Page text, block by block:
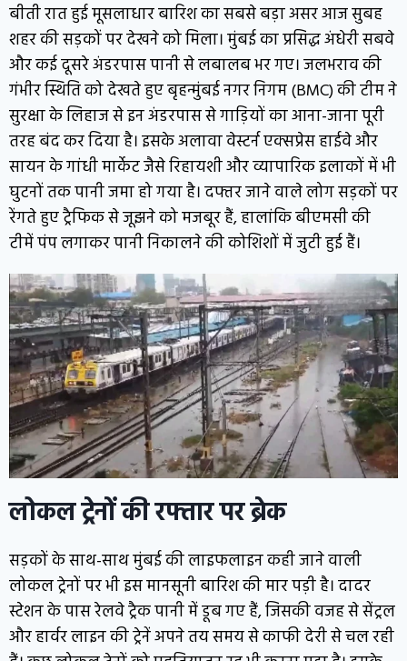
बीती रात हुई मूसलाधार बारिश का सबसे बड़ा असर आज सुबह
शहर की सड़कों पर देखने को मिला। मुंबई का प्रसिद्ध अंधेरी सबवे
और कई दूसरे अंडरपास पानी से लबालब भर गए। जलभराव की
गंभीर स्थिति को देखते हुए बृहन्मुंबई नगर निगम (BMC) की टीम ने
सुरक्षा के लिहाज से इन अंडरपास से गाड़ियों का आना-जाना पूरी
तरह बंद कर दिया है। इसके अलावा वेस्टर्न एक्सप्रेस हाईवे और
सायन के गांधी मार्केट जैसे रिहायशी और व्यापारिक इलाकों में भी
घुटनों तक पानी जमा हो गया है। दफ्तर जाने वाले लोग सड़कों पर
रेंगते हुए ट्रैफिक से जूझने को मजबूर हैं, हालांकि बीएमसी की
टीमें पंप लगाकर पानी निकालने की कोशिशों में जुटी हुई हैं।
लोकल ट्रेनों की रफ्तार पर ब्रेक
सड़कों के साथ-साथ मुंबई की लाइफलाइन कही जाने वाली
लोकल ट्रेनों पर भी इस मानसूनी बारिश की मार पड़ी है। दादर
स्टेशन के पास रेलवे ट्रैक पानी में डूब गए हैं, जिसकी वजह से सेंट्रल
और हार्वर लाइन की ट्रेनें अपने तय समय से काफी देरी से चल रही